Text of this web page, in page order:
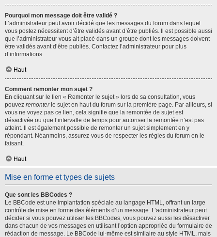
Pourquoi mon message doit être validé ?
L’administrateur peut avoir décidé que les messages du forum dans lequel
vous postez nécessitent d’être validés avant d’être publiés. Il est possible aussi
que l’administrateur vous ait placé dans un groupe dont les messages doivent
être validés avant d’être publiés. Contactez l’administrateur pour plus
d’informations.
Haut
Comment remonter mon sujet ?
En cliquant sur le lien « Remonter le sujet » lors de sa consultation, vous
pouvez remonterle sujet en haut du forum sur la première page. Par ailleurs, si
vous ne voyez pas ce lien, cela signifie que la remontée de sujet est
désactivée ou que l’intervalle de temps pour autoriser la remontée n’est pas
atteint. Il est également possible de remonter un sujet simplement en y
répondant. Néanmoins, assurez-vous de respecter les règles du forum en le
faisant.
Haut
Mise en forme et types de sujets
Que sont les BBCodes ?
Le BBCode est une implantation spéciale au langage HTML, offrant un large
contrôle de mise en forme des éléments d’un message. L’administrateur peut
décider si vous pouvez utiliser les BBCodes, vous pouvez aussi les désactiver
dans chacun de vos messages en utilisant l’option appropriée du formulaire de
rédaction de message. Le BBCode lui-même est similaire au style HTML, mais